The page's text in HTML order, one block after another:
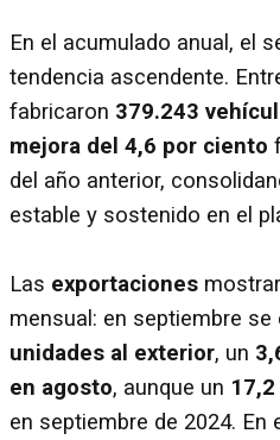
En el acumulado anual, el
tendencia ascendente.
fabricaron 379.243
mejora del 4,6 por ciento
del año anterior,
estable y sostenido en el
Las exportaciones
mensual: en septiembre se
unidades al exterior, un
en agosto, aunque un
en septiembre de 2024. En